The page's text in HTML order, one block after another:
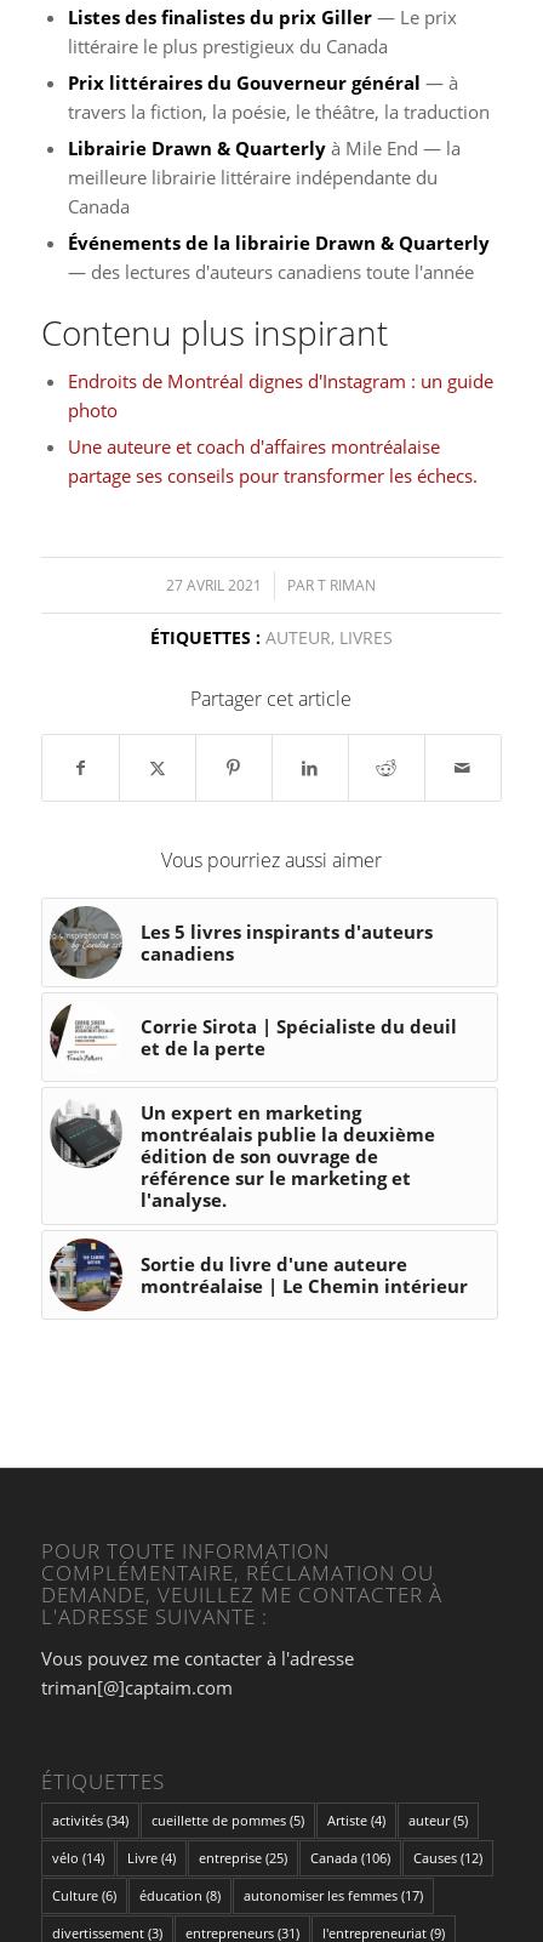
Listes des finalistes du prix Giller— Le prix
littéraire le plus prestigieux du Canada
Prix littéraires du Gouverneur général — à
travers la fiction, la poésie, le théâtre, la traduction
Librairie Drawn & Quarterlyà Mile End — la
meilleure librairie littéraire indépendante du
Canada
Événements de la librairie Drawn & Quarterly
— des lectures d'auteurs canadiens toute l'année
Contenu plus inspirant
Endroits de Montréal dignes d'Instagram : un guide
photo
Une auteure et coach d'affaires montréalaise
partage ses conseils pour transformer les échecs.
27 AVRIL 2021
/ PART RIMAN
ÉTIQUETTES : AUTEUR, LIVRES
Partager cet article
Vous pourriez aussi aimer
Les 5 livres inspirants d'auteurs
canadiens
Corrie Sirota | Spécialiste du deuil
et de la perte
Un expert en marketing
montréalais publie la deuxième
édition de son ouvrage de
référence sur le marketing et
l'analyse.
Sortie du livre d'une auteure
montréalaise | Le Chemin intérieur
POUR TOUTE INFORMATION
COMPLÉMENTAIRE, RÉCLAMATION OU
DEMANDE, VEUILLEZ ME CONTACTER À
L'ADRESSE SUIVANTE :
Vous pouvez me contacter à l'adresse
triman[@]captaim.com
ÉTIQUETTES
activités(34) cueillette de pommes(5) Artiste(4) auteur(5)
vélo (14) Livre(4) entreprise(25) Canada(106) Causes(12)
Culture(6) éducation (8) autonomiser les femmes(17)
divertissement(3) entrepreneurs(31) l'entrepreneuriat(9)